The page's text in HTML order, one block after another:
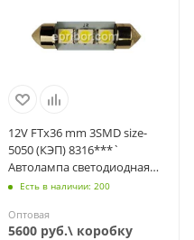
12V FTx36 mm 3SMD size-
5050 (КЭП) 8316***`
Автолампа светодиодная
(АС12-5; C5W SV8.5)
Есть в наличии: 200
Оптовая
5600 руб.\ коробку